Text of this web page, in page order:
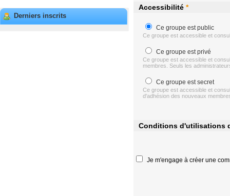
Derniers inscrits
Accessibilité *
Ce groupe est public
Ce groupe est accessible et
Ce groupe est privé
Ce groupe est accessible et
membres. Seuls les
Ce groupe est secret
Ce groupe est accessible et
d'adhésion des nouveaux
Conditions d'utilisations
Je m'engage à créer une